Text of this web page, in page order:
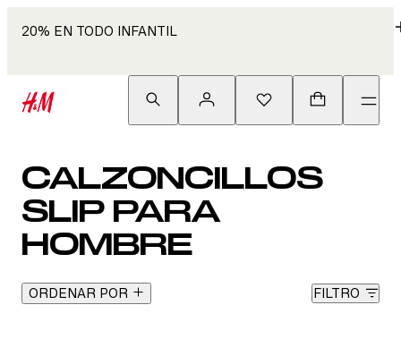
20% EN TODO INFANTIL
CALZONCILLOS
SLIP PARA
HOMBRE
ORDENAR POR FILTRO